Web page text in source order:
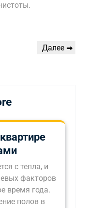
Следующая
Далее
с тепла, и
факторов
время года.
полов в